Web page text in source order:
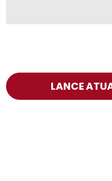
LANCE